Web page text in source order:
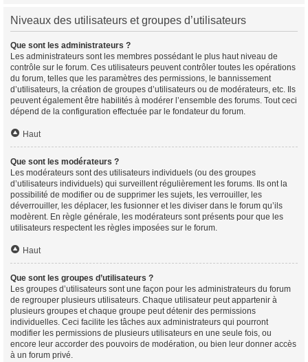
Niveaux des utilisateurs et groupes d’utilisateurs
Que sont les administrateurs ?
Les administrateurs sont les membres possédant le plus haut niveau de
contrôle sur le forum. Ces utilisateurs peuvent contrôler toutes les opérations
du forum, telles que les paramètres des permissions, le bannissement
d’utilisateurs, la création de groupes d’utilisateurs ou de modérateurs, etc. Ils
peuvent également être habilités à modérer l’ensemble des forums. Tout ceci
dépend de la configuration effectuée par le fondateur du forum.
Haut
Que sont les modérateurs ?
Les modérateurs sont des utilisateurs individuels (ou des groupes
d’utilisateurs individuels) qui surveillent régulièrement les forums. Ils ont la
possibilité de modifier ou de supprimer les sujets, les verrouiller, les
déverrouiller, les déplacer, les fusionner et les diviser dans le forum qu’ils
modèrent. En règle générale, les modérateurs sont présents pour que les
utilisateurs respectent les règles imposées sur le forum.
Haut
Que sont les groupes d’utilisateurs ?
Les groupes d’utilisateurs sont une façon pour les administrateurs du forum
de regrouper plusieurs utilisateurs. Chaque utilisateur peut appartenir à
plusieurs groupes et chaque groupe peut détenir des permissions
individuelles. Ceci facilite les tâches aux administrateurs qui pourront
modifier les permissions de plusieurs utilisateurs en une seule fois, ou
encore leur accorder des pouvoirs de modération, ou bien leur donner accès
à un forum privé.